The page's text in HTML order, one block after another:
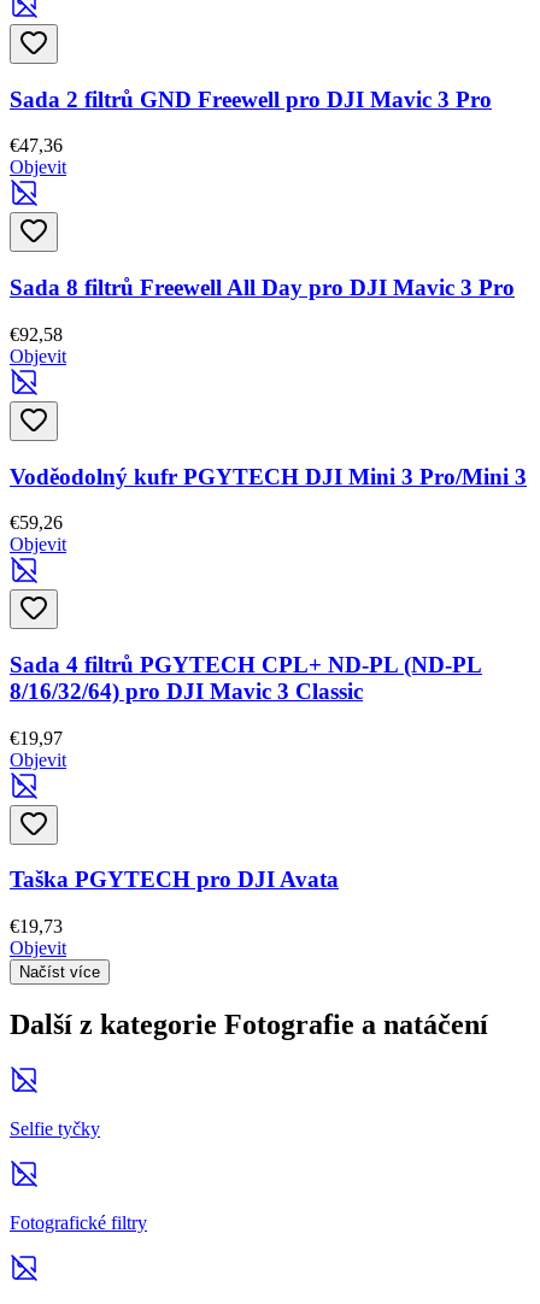
Sada 2 filtrů GND Freewell pro DJI Mavic 3 Pro
€47,36
Objevit
Sada 8 filtrů Freewell All Day pro DJI Mavic 3 Pro
€92,58
Objevit
Voděodolný kufr PGYTECH DJI Mini 3 Pro/Mini 3
€59,26
Objevit
Sada 4 filtrů PGYTECH CPL+ ND-PL (ND-PL
8/16/32/64) pro DJI Mavic 3 Classic
€19,97
Objevit
Taška PGYTECH pro DJI Avata
€19,73
Objevit
Načíst více
Další z kategorie Fotografie a natáčení
Selfie tyčky
Fotografické filtry